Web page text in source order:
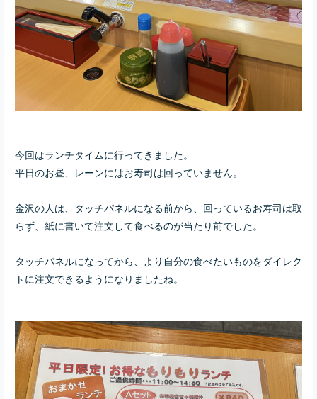
今回はランチタイムに行ってきました。
平日のお昼、レーンにはお寿司は回っていません。
金沢の人は、タッチパネルになる前から、回っているお寿司は取
らず、紙に書いて注文して食べるのが当たり前でした。
タッチパネルになってから、より自分の食べたいものをダイレク
トに注文できるようになりましたね。